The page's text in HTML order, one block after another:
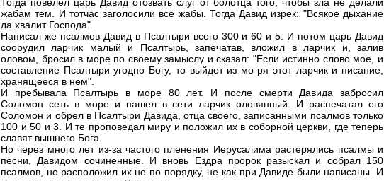
жабам тем. И тотчас заголосили все жабы. Тогда Давид изрек: "Всякое дыхание
да хвалит Господа".
Написал же псалмов Давид в Псалтыри всего 300 и 60 и 5. И потом царь Давид
соорудил ларчик малый и Псалтырь, запечатав, вложил в ларчик и, залив
оловом, бросил в море по своему замыслу и сказал: "Если истинно слово мое, и
составление Псалтыри угодно Богу, то выйдет из мо-ря этот ларчик и писание,
хранящееся в нем".
И пребывала Псалтырь в море 80 лет. И после смерти Давида забросил
Соломон сеть в море и нашел в сети ларчик оловянный. И распечатал его
Соломон и обрел в Псалтыри Давида, отца своего, записанными псалмов только
100 и 50 и 3. И те проповедал миру и положил их в соборной церкви, где теперь
славят вышнего Бога.
Но через много лет из-за частого пленения Иерусалима растерялись псалмы и
песни, Давидом сочиненные. И вновь Ездра пророк разыскал и собрал 150
псалмов, но расположил их не по порядку, не как при Давиде были написаны. И